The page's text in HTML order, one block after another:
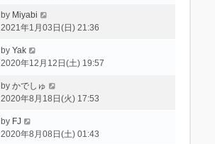
by Miyabi
2021年1月03日(日) 21:36
by Yak
2020年12月12日(土) 19:57
by かでしゅ
2020年8月18日(火) 17:53
by FJ
2020年8月08日(土) 01:43